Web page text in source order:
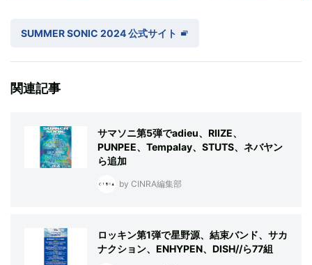
SUMMER SONIC 2024 公式サイト
関連記事
サマソニ第5弾でadieu、RIIZE、
PUNPEE、Tempalay、STUTS、ネバヤン
ら追加
by CINRA編集部
ロッキン第1弾で星野源、結束バンド、サカ
ナクション、ENHYPEN、DISH//ら77組